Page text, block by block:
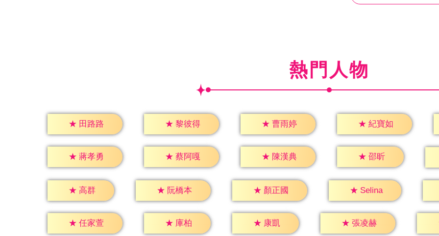
熱門人物
★ 田路路 ★ 黎彼得 ★ 曹雨婷 ★ 紀寶如
★ 蔣孝勇 ★ 蔡阿嘎 ★ 陳漢典 ★ 邵昕
★ 高群 ★ 阮橋本 ★ 顏正國 ★ Selina
★ 任家萱 ★ 庫柏 ★ 康凱 ★ 張凌赫